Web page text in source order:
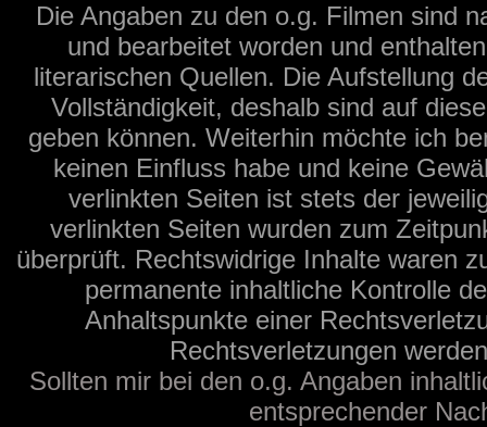
Die Angaben zu den o.g. Filmen sind
und bearbeitet worden und
literarischen Quellen. Die Aufstellung
Vollständigkeit, deshalb sind auf
geben können. Weiterhin möchte ich
keinen Einfluss habe und keine
verlinkten Seiten ist stets der
verlinkten Seiten wurden zum
überprüft. Rechtswidrige Inhalte waren
permanente inhaltliche Kontrolle
Anhaltspunkte einer
Rechtsverletzungen
Sollten mir bei den o.g. Angaben
entsprechender